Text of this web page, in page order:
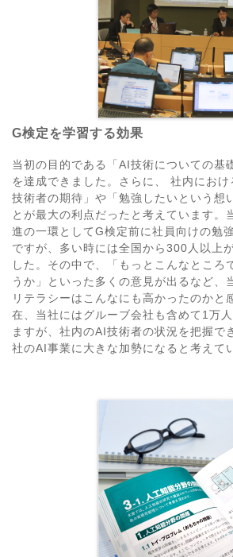
G検定を学習する効果
当初の目的である「AI技術についての基
を達成できました。さらに、 社内にお
技術者の期待」や「勉強したいという想
とが最大の利点だったと考えています。
進の一環としてG検定前に社員向けの勉
ですが、多い時には全国から300人以上
した。その中で、「もっとこんなところ
うか」といった多くの意見が出るなど、
リテラシーはこんなにも高かったのかと
在、当社にはグルーブ会社も含めて1万
ますが、社内のAI技術者の状況を把握で
社のAI事業に大きな加勢になると考えて